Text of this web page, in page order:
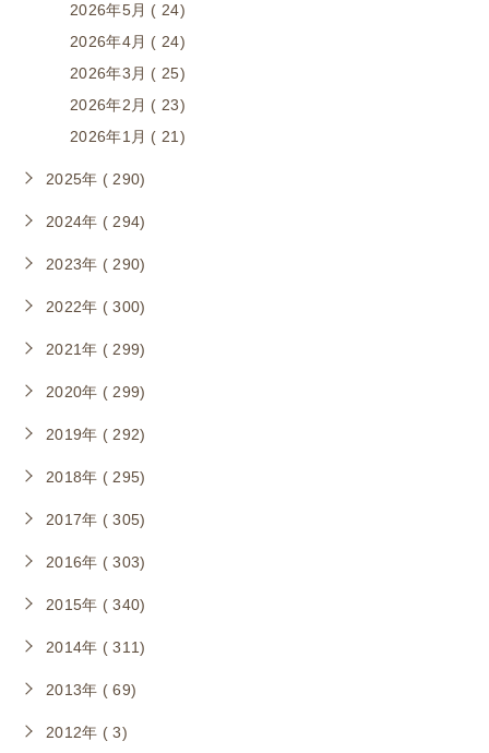
2026年5月 ( 24)
2026年4月 ( 24)
2026年3月 ( 25)
2026年2月 ( 23)
2026年1月 ( 21)
2025年 ( 290)
2024年 ( 294)
2023年 ( 290)
2022年 ( 300)
2021年 ( 299)
2020年 ( 299)
2019年 ( 292)
2018年 ( 295)
2017年 ( 305)
2016年 ( 303)
2015年 ( 340)
2014年 ( 311)
2013年 ( 69)
2012年 ( 3)